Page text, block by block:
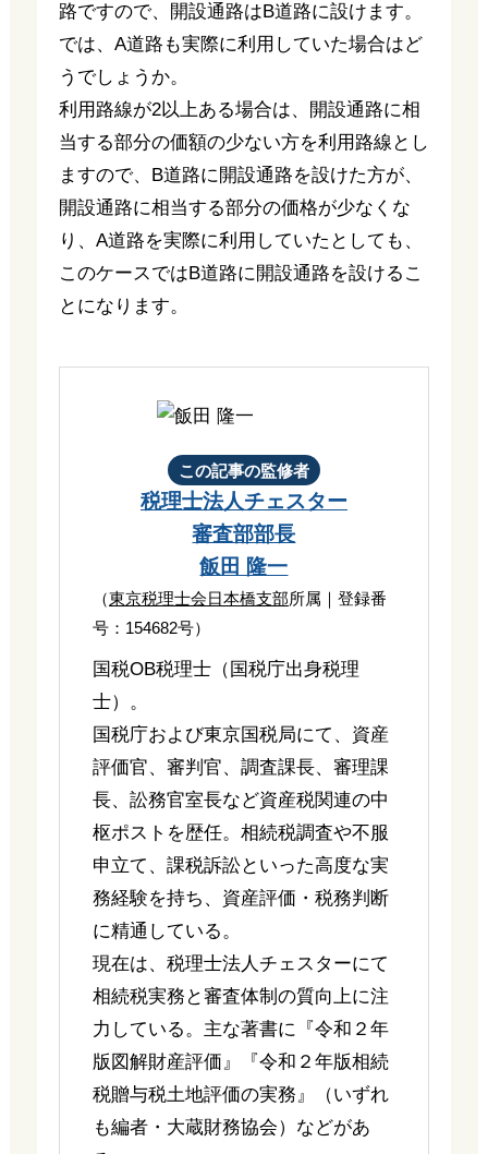
路ですので、開設通路はB道路に設けます。
では、A道路も実際に利用していた場合はど
うでしょうか。
利用路線が2以上ある場合は、開設通路に相
当する部分の価額の少ない方を利用路線とし
ますので、B道路に開設通路を設けた方が、
開設通路に相当する部分の価格が少なくな
り、A道路を実際に利用していたとしても、
このケースではB道路に開設通路を設けるこ
とになります。
この記事の監修者
税理士法人チェスター
審査部部長
飯田 隆一
（東京税理士会日本橋支部所属｜登録番
号：154682号）
国税OB税理士（国税庁出身税理
士）。
国税庁および東京国税局にて、資産
評価官、審判官、調査課長、審理課
長、訟務官室長など資産税関連の中
枢ポストを歴任。相続税調査や不服
申立て、課税訴訟といった高度な実
務経験を持ち、資産評価・税務判断
に精通している。
現在は、税理士法人チェスターにて
相続税実務と審査体制の質向上に注
力している。主な著書に『令和２年
版図解財産評価』『令和２年版相続
税贈与税土地評価の実務』（いずれ
も編者・大蔵財務協会）などがあ